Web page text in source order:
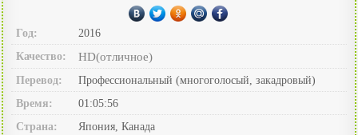
Год:
2016
Качество:
HD(отличное)
Перевод:
Профессиональный (многоголосый, закадровый)
Время:
01:05:56
Страна:
Япония, Канада